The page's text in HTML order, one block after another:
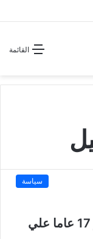
القائمة
سياسة
الولايات المتحدة تحيي ذكري مرور 17 عاما علي